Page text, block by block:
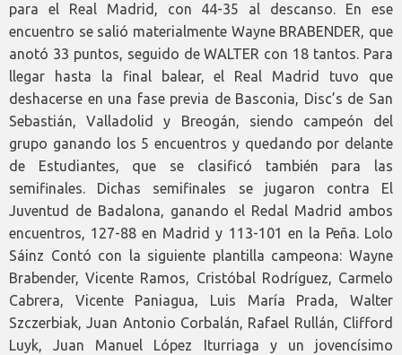
para el Real Madrid, con 44-35 al descanso. En ese
encuentro se salió materialmente Wayne BRABENDER, que
anotó 33 puntos, seguido de WALTER con 18 tantos. Para
llegar hasta la final balear, el Real Madrid tuvo que
deshacerse en una fase previa de Basconia, Disc’s de San
Sebastián, Valladolid y Breogán, siendo campeón del
grupo ganando los 5 encuentros y quedando por delante
de Estudiantes, que se clasificó también para las
semifinales. Dichas semifinales se jugaron contra El
Juventud de Badalona, ganando el Redal Madrid ambos
encuentros, 127-88 en Madrid y 113-101 en la Peña. Lolo
Sáinz Contó con la siguiente plantilla campeona: Wayne
Brabender, Vicente Ramos, Cristóbal Rodríguez, Carmelo
Cabrera, Vicente Paniagua, Luis María Prada, Walter
Szczerbiak, Juan Antonio Corbalán, Rafael Rullán, Clifford
Luyk, Juan Manuel López Iturriaga y un jovencísimo